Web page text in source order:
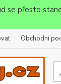
se přesto
Obchodní